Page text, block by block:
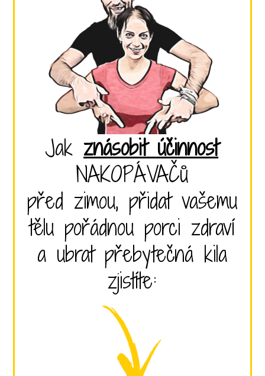
Jakznásobit účinnost
NAKOPÁVAČů
před zimou, přidat vašemu
tělu pořádnou porci zdraví
a ubrat přebytečná kila
zjistíte: